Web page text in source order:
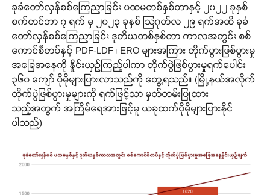
ခုခံတော်လှန်စစ်ကြေညာခြင်း ပထမတစ်နှစ်တာနှင့် ၂၀၂၂ ခုနှစ်
စက်တင်ဘာ ၇ ရက် မှ ၂၀၂၃ ခုနှစ် သြဂုတ်လ ၂၉ ရက်အထိ ခုခံ
တော်လှန်စစ်ကြေညာခြင်း ဒုတိယတစ်နှစ်တာ ကာလအတွင်း စစ်
ကောင်စီတပ်နှင့် PDF-LDF ၊ ERO များအကြား တိုက်ပွားဖြစ်ပွားမှု
အခြေအနေကို နှိုင်းယှဉ်ကြည့်ပါကာ တိုက်ပွဲဖြစ်ပွားမှုရက်ပေါင်း
၃၆၀ ကျော် ပိုမိုများပြားလာသည်ကို တွေ့ရသည်။ (မြို့နယ်အလိုက်
တိုက်ပွဲဖြစ်ပွားမှုများကို ရက်ဖြင့်သာ မှတ်တမ်းပြုထား
သည့်အတွက် အကြိမ်ရေအားဖြင့်မူ ယခုထက်ပိုမိုများပြားနိုင်
ပါသည်)